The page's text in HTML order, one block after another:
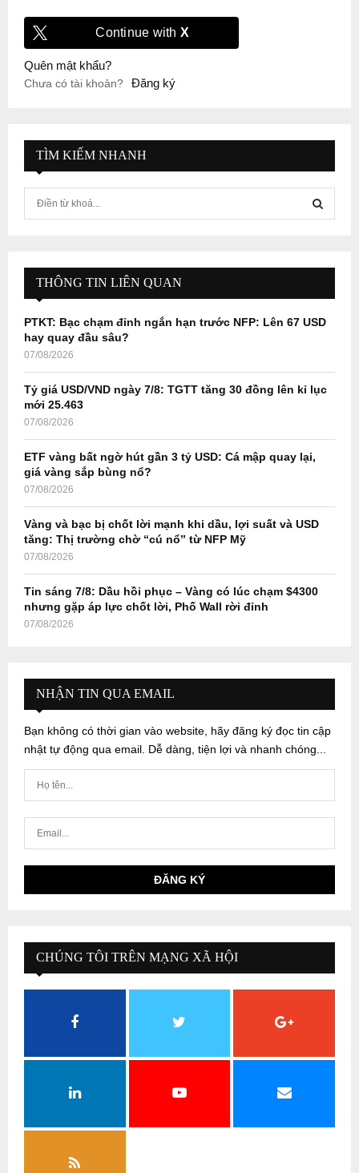
Continue with X
Quên mật khẩu?
Chưa có tài khoản? Đăng ký
TÌM KIẾM NHANH
f
r
E
A
H
THÔNG TIN LIÊN QUAN
PTKT: Bạc chạm đỉnh ngắn hạn trước NFP: Lên 67 USD
hay quay đầu sâu?
07/08/2026
Tỷ giá USD/VND ngày 7/8: TGTT tăng 30 đồng lên kỉ lục
mới 25.463
07/08/2026
ETF vàng bất ngờ hút gần 3 tỷ USD: Cá mập quay lại,
giá vàng sắp bùng nổ?
07/08/2026
Vàng và bạc bị chốt lời mạnh khi dầu, lợi suất và USD
tăng: Thị trường chờ “cú nổ” từ NFP Mỹ
07/08/2026
Tin sáng 7/8: Dầu hồi phục – Vàng có lúc chạm $4300
nhưng gặp áp lực chốt lời, Phố Wall rời đỉnh
07/08/2026
NHẬN TIN QUA EMAIL
Bạn không có thời gian vào website, hãy đăng ký đọc tin cập
nhật tự động qua email. Dễ dàng, tiện lợi và nhanh chóng...
CHÚNG TÔI TRÊN MẠNG XÃ HỘI